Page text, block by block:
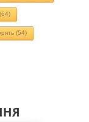
(64)
(54)